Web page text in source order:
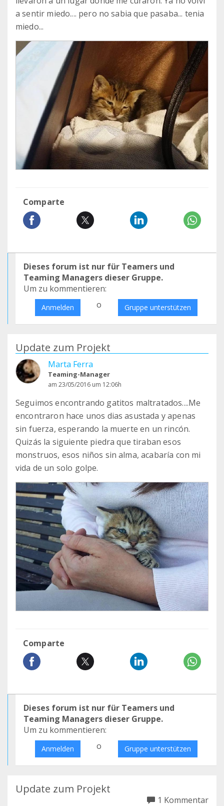
a sentir miedo.... pero no sabia que pasaba... tenia
miedo...
Comparte
Dieses forum ist nur für Teamers und
Teaming Managers dieser Gruppe.
Um zu kommentieren:
Anmelden o Gruppe unterstützen
Update zum Projekt
Marta Ferra
Teaming-Manager
am 23/05/2016 um 12:06h
Seguimos encontrando gatitos maltratados....Me
encontraron hace unos dias asustada y apenas
sin fuerza, esperando la muerte en un rincón.
Quizás la siguiente piedra que tiraban esos
monstruos, esos niños sin alma, acabaría con mi
vida de un solo golpe.
Comparte
Dieses forum ist nur für Teamers und
Teaming Managers dieser Gruppe.
Um zu kommentieren:
Anmelden o Gruppe unterstützen
Update zum Projekt
1 Kommentar